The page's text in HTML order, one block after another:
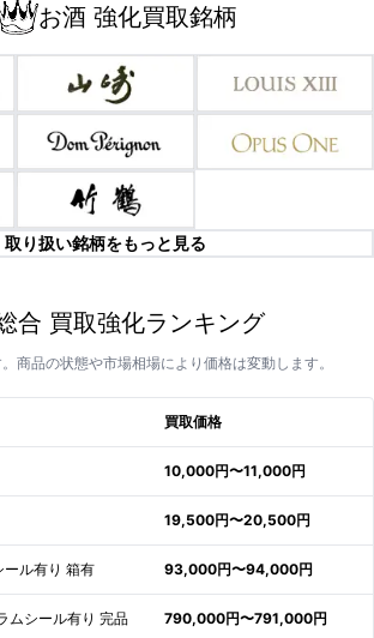
お酒 強化買取銘柄
取り扱い銘柄をもっと見る
合 買取強化ランキング
商品の状態や市場相場により価格は変動します。
買取価格
10,000円〜11,000円
19,500円〜20,500円
ール有り 箱有 93,000円〜94,000円
ムシール有り 完品 790,000円〜791,000円